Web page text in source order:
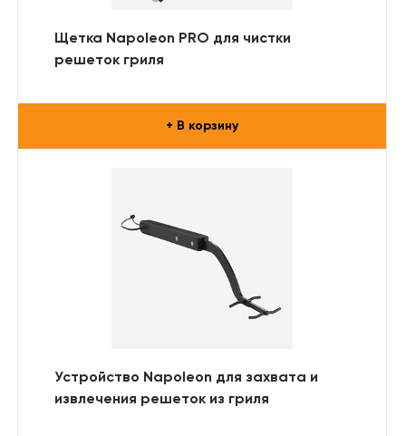
Щетка Napoleon PRO для чистки
решеток гриля
+ В корзину
Устройство Napoleon для захвата и
извлечения решеток из гриля